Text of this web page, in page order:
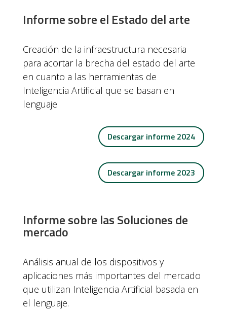
Informe sobre el Estado del arte
Creación de la infraestructura necesaria
para acortar la brecha del estado del arte
en cuanto a las herramientas de
Inteligencia Artificial que se basan en
lenguaje
Descargar informe 2024
Descargar informe 2023
Informe sobre las Soluciones de
mercado
Análisis anual de los dispositivos y
aplicaciones más importantes del mercado
que utilizan Inteligencia Artificial basada en
el lenguaje.